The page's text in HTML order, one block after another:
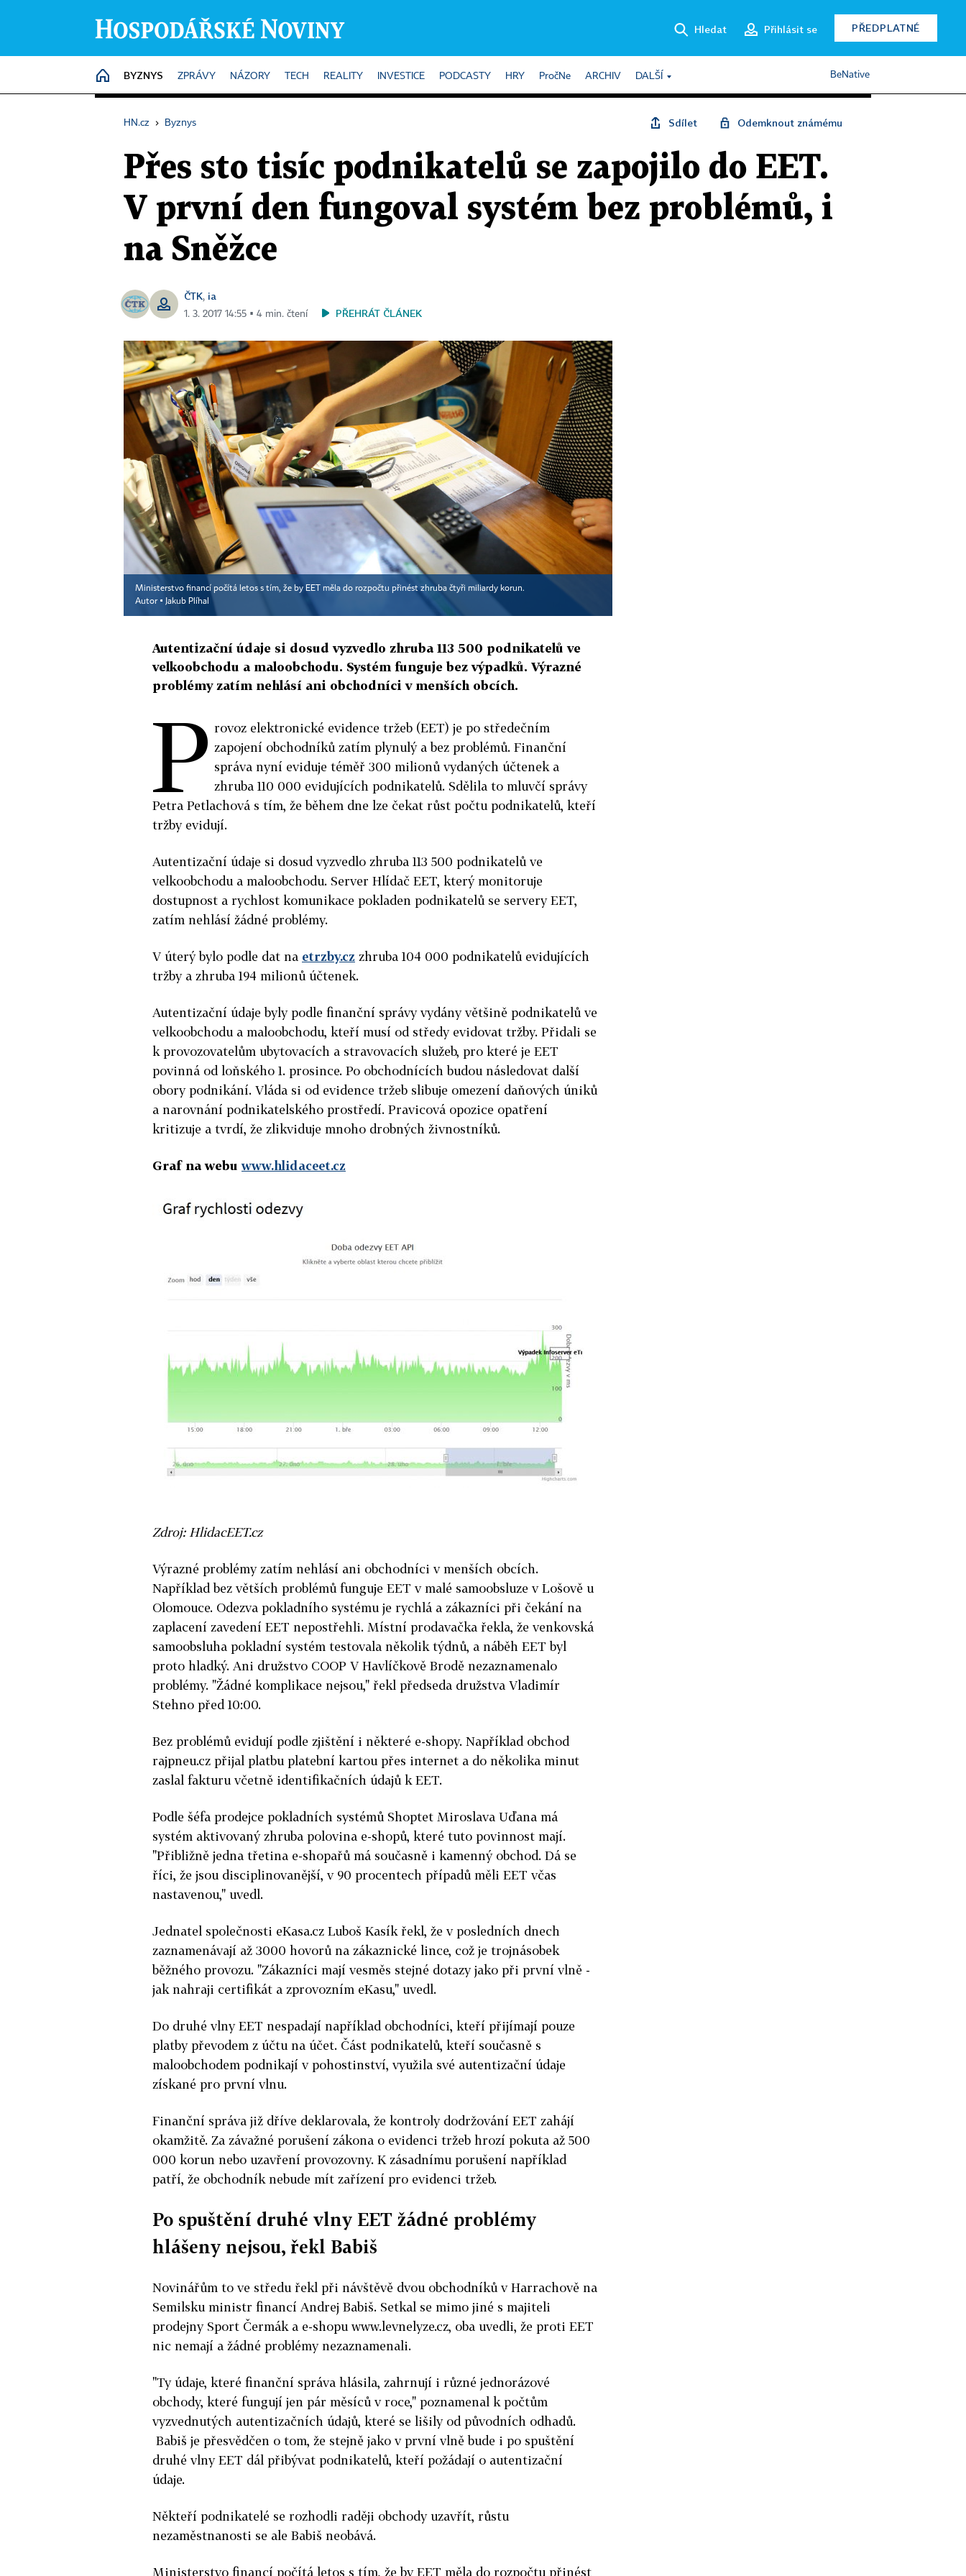
Hledat Přihlásit se PŘEDPLATNÉ
HOME
BYZNYS ZPRÁVY NÁZORY TECH REALITY INVESTICE PODCASTY HRY PročNe ARCHIV DALŠÍ BeNative
HN.cz › Byznys Sdílet Odemknout známému
Přes sto tisíc podnikatelů se zapojilo do EET.
V první den fungoval systém bez problémů, i
na Sněžce
ČTK, ia
1. 3. 2017 14:55 ▪ 4 min. čtení PŘEHRÁT ČLÁNEK
Ministerstvo financí počítá letos s tím, že by EET měla do rozpočtu přinést zhruba čtyři miliardy korun.
Autor ▪ Jakub Plíhal
Autentizační údaje si dosud vyzvedlo zhruba 113 500 podnikatelů ve
velkoobchodu a maloobchodu. Systém funguje bez výpadků. Výrazné
problémy zatím nehlásí ani obchodníci v menších obcích.
P rovoz elektronické evidence tržeb (EET) je po středečním
zapojení obchodníků zatím plynulý a bez problémů. Finanční
správa nyní eviduje téměř 300 milionů vydaných účtenek a
zhruba 110 000 evidujících podnikatelů. Sdělila to mluvčí správy
Petra Petlachová s tím, že během dne lze čekat růst počtu podnikatelů, kteří
tržby evidují.
Autentizační údaje si dosud vyzvedlo zhruba 113 500 podnikatelů ve
velkoobchodu a maloobchodu. Server Hlídač EET, který monitoruje
dostupnost a rychlost komunikace pokladen podnikatelů se servery EET,
zatím nehlásí žádné problémy.
V úterý bylo podle dat na etrzby.cz zhruba 104 000 podnikatelů evidujících
tržby a zhruba 194 milionů účtenek.
Autentizační údaje byly podle finanční správy vydány většině podnikatelů ve
velkoobchodu a maloobchodu, kteří musí od středy evidovat tržby. Přidali se
k provozovatelům ubytovacích a stravovacích služeb, pro které je EET
povinná od loňského 1. prosince. Po obchodnících budou následovat další
obory podnikání. Vláda si od evidence tržeb slibuje omezení daňových úniků
a narovnání podnikatelského prostředí. Pravicová opozice opatření
kritizuje a tvrdí, že zlikviduje mnoho drobných živnostníků.
Graf na webuwww.hlidaceet.cz
Zdroj: HlidacEET.cz
Výrazné problémy zatím nehlásí ani obchodníci v menších obcích.
Například bez větších problémů funguje EET v malé samoobsluze v Lošově u
Olomouce. Odezva pokladního systému je rychlá a zákazníci při čekání na
zaplacení zavedení EET nepostřehli. Místní prodavačka řekla, že venkovská
samoobsluha pokladní systém testovala několik týdnů, a náběh EET byl
proto hladký. Ani družstvo COOP V Havlíčkově Brodě nezaznamenalo
problémy. "Žádné komplikace nejsou," řekl předseda družstva Vladimír
Stehno před 10:00.
Bez problémů evidují podle zjištění i některé e-shopy. Například obchod
rajpneu.cz přijal platbu platební kartou přes internet a do několika minut
zaslal fakturu včetně identifikačních údajů k EET.
Podle šéfa prodejce pokladních systémů Shoptet Miroslava Uďana má
systém aktivovaný zhruba polovina e-shopů, které tuto povinnost mají.
"Přibližně jedna třetina e-shopařů má současně i kamenný obchod. Dá se
říci, že jsou disciplinovanější, v 90 procentech případů měli EET včas
nastavenou," uvedl.
Jednatel společnosti eKasa.cz Luboš Kasík řekl, že v posledních dnech
zaznamenávají až 3000 hovorů na zákaznické lince, což je trojnásobek
běžného provozu. "Zákazníci mají vesměs stejné dotazy jako při první vlně -
jak nahraji certifikát a zprovozním eKasu," uvedl.
Do druhé vlny EET nespadají například obchodníci, kteří přijímají pouze
platby převodem z účtu na účet. Část podnikatelů, kteří současně s
maloobchodem podnikají v pohostinství, využila své autentizační údaje
získané pro první vlnu.
Finanční správa již dříve deklarovala, že kontroly dodržování EET zahájí
okamžitě. Za závažné porušení zákona o evidenci tržeb hrozí pokuta až 500
000 korun nebo uzavření provozovny. K zásadnímu porušení například
patří, že obchodník nebude mít zařízení pro evidenci tržeb.
Po spuštění druhé vlny EET žádné problémy
hlášeny nejsou, řekl Babiš
Novinářům to ve středu řekl při návštěvě dvou obchodníků v Harrachově na
Semilsku ministr financí Andrej Babiš. Setkal se mimo jiné s majiteli
prodejny Sport Čermák a e-shopu www.levnelyze.cz, oba uvedli, že proti EET
nic nemají a žádné problémy nezaznamenali.
"Ty údaje, které finanční správa hlásila, zahrnují i různé jednorázové
obchody, které fungují jen pár měsíců v roce," poznamenal k počtům
vyzvednutých autentizačních údajů, které se lišily od původních odhadů.
Babiš je přesvědčen o tom, že stejně jako v první vlně bude i po spuštění
druhé vlny EET dál přibývat podnikatelů, kteří požádají o autentizační
údaje.
Někteří podnikatelé se rozhodli raději obchody uzavřít, růstu
nezaměstnanosti se ale Babiš neobává.
Ministerstvo financí počítá letos s tím, že by EET měla do rozpočtu přinést